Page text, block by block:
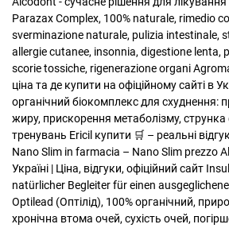
Parazax Complex, 100% naturale, rimedio
sverminazione naturale, pulizia intestinale,
allergie cutanee, insonnia, digestione lenta,
scorie tossiche, rigenerazione organi
ціна та де купити на офіційному сайті в
органічний біокомплекс для схуднення:
жиру, прискорення метаболізму, струнка
тренувань Ericil купити 🛒 – реальні
Nano Slim in farmacia – Nano Slim prezzo
Україні | Ціна, відгуки, офіційний сайт
natürlicher Begleiter für einen
Optilead (Оптілід), 100% органічний,
хронічна втома очей, сухість очей,